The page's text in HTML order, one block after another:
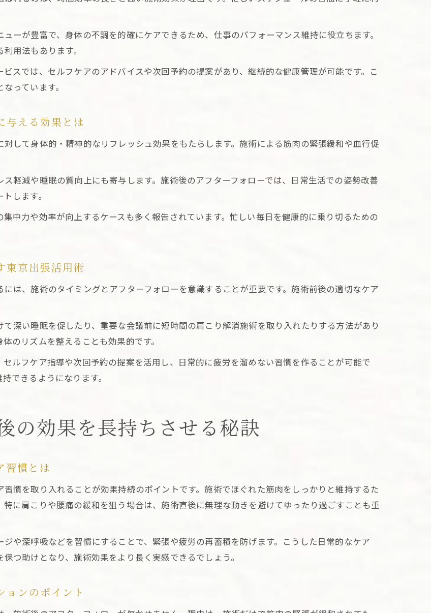
後に利用した東京出張リラクゼーションの声
張リラクゼーションがもたらす変化とは
張リラクゼーション選びのチェックポイント
ターフォローが充実した東京出張リラクゼーションとは
ーが豊富で、身体の不調を的確にケアできるため、仕事のパフォーマンス維持に役立ちます。
用法もあります。
スでは、セルフケアのアドバイスや次回予約の提案があり、継続的な健康管理が可能です。こ
っています。
与える効果とは
して身体的・精神的なリフレッシュ効果をもたらします。施術による筋肉の緊張緩和や血行促
軽減や睡眠の質向上にも寄与します。施術後のアフターフォローでは、日常生活での姿勢改善
します。
中力や効率が向上するケースも多く報告されています。忙しい毎日を健康的に乗り切るための
東京出張活用術
は、施術のタイミングとアフターフォローを意識することが重要です。施術前後の適切なケア
深い睡眠を促したり、重要な会議前に短時間の肩こり解消施術を取り入れたりする方法があり
のリズムを整えることも効果的です。
ルフケア指導や次回予約の提案を活用し、日常的に疲労を溜めない習慣を作ることが可能で
できるようになります。
の効果を長持ちさせる秘訣
習慣とは
慣を取り入れることが効果持続のポイントです。施術でほぐれた筋肉をしっかりと維持するた
に肩こりや腰痛の緩和を狙う場合は、施術直後に無理な動きを避けてゆったり過ごすことも重
や深呼吸などを習慣にすることで、緊張や疲労の再蓄積を防げます。こうした日常的なケア
つ助けとなり、施術効果をより長く実感できるでしょう。
ョンのポイント